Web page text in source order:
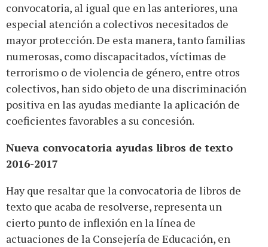
convocatoria, al igual que en las anteriores, una
especial atención a colectivos necesitados de
mayor protección. De esta manera, tanto familias
numerosas, como discapacitados, víctimas de
terrorismo o de violencia de género, entre otros
colectivos, han sido objeto de una discriminación
positiva en las ayudas mediante la aplicación de
coeficientes favorables a su concesión.
Nueva convocatoria ayudas libros de texto
2016-2017
Hay que resaltar que la convocatoria de libros de
texto que acaba de resolverse, representa un
cierto punto de inflexión en la línea de
actuaciones de la Consejería de Educación, en